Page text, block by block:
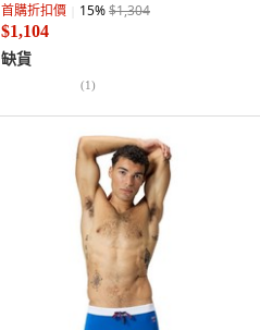
首購折扣價 15%$1,304
$1,104
缺貨
(1)